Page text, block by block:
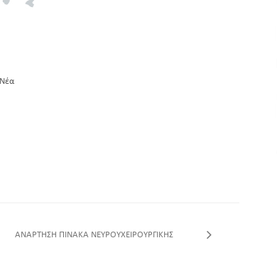
Νέα
ΑΝΑΡΤΗΣΗ ΠΙΝΑΚΑ ΝΕΥΡΟΥΧΕΙΡΟΥΡΓΙΚΗΣ